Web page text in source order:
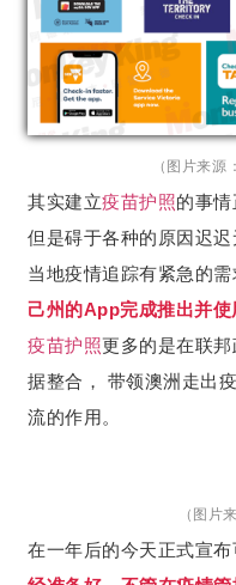
（图片来
其实建立疫苗护照的事情
但是碍于各种的原因迟
当地疫情追踪有紧急的需
己州的App完成推出并使
疫苗护照更多的是在联
据整合， 带领澳洲走出
流的作用。
（图片
在一年后的今天正式宣